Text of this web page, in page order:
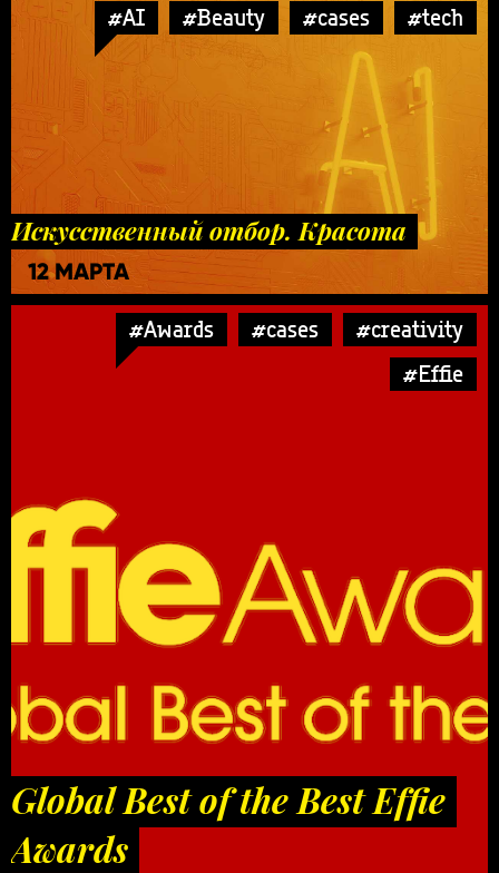
#AI #Beauty #cases #tech
Искусственный отбор. Красота
12 МАРТА
#Awards #cases
#creativity
#Effie
Global Best of the Best Effie
Awards